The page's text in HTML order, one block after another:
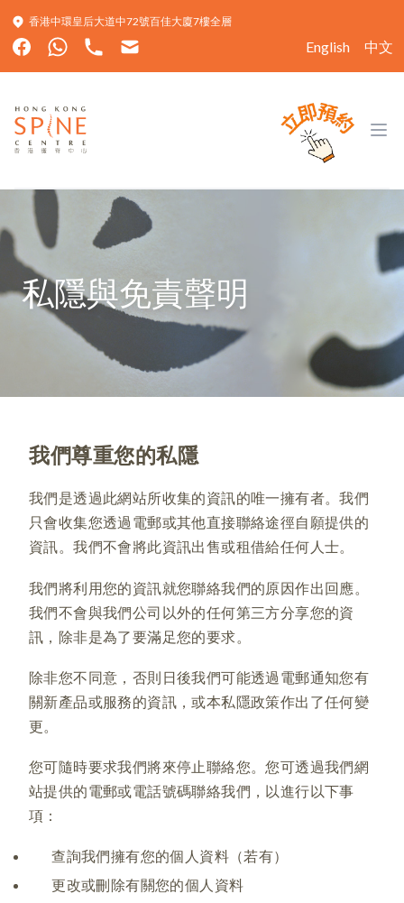
香港中環皇后大道中72號百佳大廈7樓全層
English 中文
Hong Kong Spine Centre
私隱與免責聲明
我們尊重您的私隱
我們是透過此網站所收集的資訊的唯一擁有者。我們
只會收集您透過電郵或其他直接聯絡途徑自願提供的
資訊。我們不會將此資訊出售或租借給任何人士。
我們將利用您的資訊就您聯絡我們的原因作出回應。
我們不會與我們公司以外的任何第三方分享您的資
訊，除非是為了要滿足您的要求。
除非您不同意，否則日後我們可能透過電郵通知您有
關新產品或服務的資訊，或本私隱政策作出了任何變
更。
您可隨時要求我們將來停止聯絡您。您可透過我們網
站提供的電郵或電話號碼聯絡我們，以進行以下事
項：
查詢我們擁有您的個人資料（若有）
更改或刪除有關您的個人資料